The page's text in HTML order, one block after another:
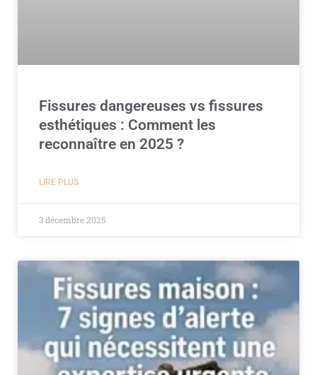
Fissures dangereuses vs fissures
esthétiques : Comment les
reconnaître en 2025 ?
LIRE PLUS
3 décembre 2025